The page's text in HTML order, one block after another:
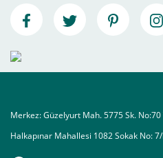
Merkez: Güzelyurt Mah. 5775 Sk.
Halkapınar Mahallesi 1082 Sokak No: